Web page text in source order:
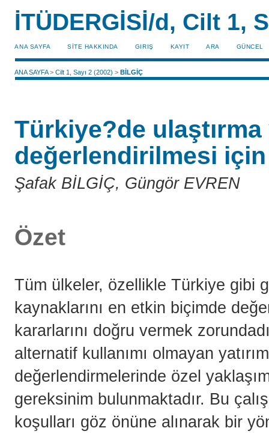
İTÜDERGİSİ/d, Cilt 1,
ANA SAYFA SİTE HAKKINDA GIRIŞ KAYIT ARA GÜNCEL
ANA SAYFA>Cilt 1, Sayı 2 (2002) >BİLGİÇ
Türkiye?de ulaştırma
değerlendirilmesi
Şafak BİLGİÇ, Güngör EVREN
Özet
Tüm ülkeler, özellikle Türkiye gibi
kaynaklarını en etkin biçimde
kararlarını doğru vermek
alternatif kullanımı olmayan
değerlendirmelerinde özel
gereksinim bulunmaktadır. Bu
koşulları göz önüne alınarak bir